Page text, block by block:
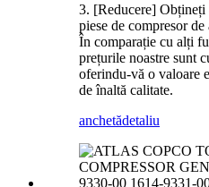
3. [Reducere] Obțineți
piese de compresor
În comparație cu alți
prețurile noastre sunt
oferindu-vă o valoare
de înaltă calitate.
anchetădetaliu